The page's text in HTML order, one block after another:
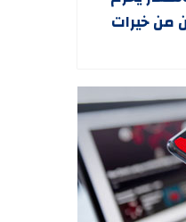
من خيرات